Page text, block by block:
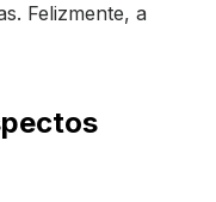
Felizmente, a